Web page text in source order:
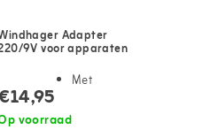
Adapter
9V voor apparaten
voorraad
Met